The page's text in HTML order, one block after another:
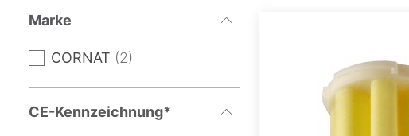
Marke
CORNAT 2
CE-Kennzeichnung*